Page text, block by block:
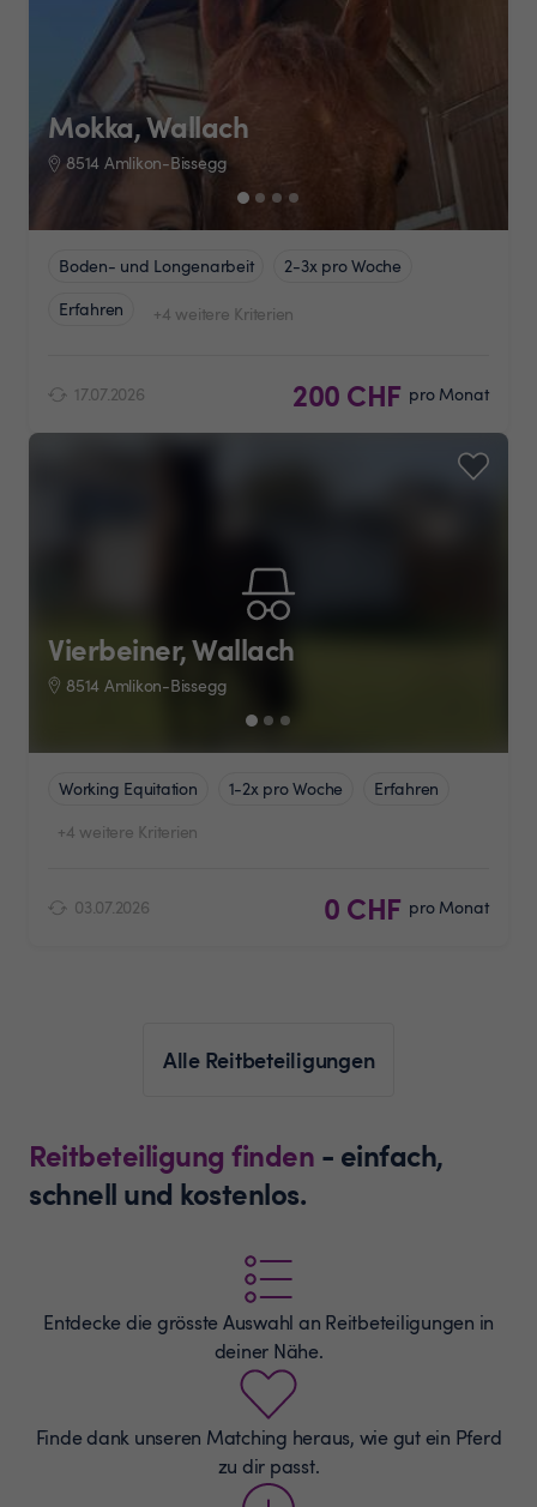
Mokka, Wallach
8514 Amlikon-Bissegg
Boden- und Longenarbeit
2-3x pro Woche
Erfahren
+4 weitere Kriterien
17.07.2026 200 CHF pro Monat
Vierbeiner, Wallach
8514 Amlikon-Bissegg
Working Equitation 1-2x pro Woche
Erfahren
+4 weitere Kriterien
03.07.2026 0 CHF pro Monat
Alle Reitbeteiligungen
Reitbeteiligung finden - einfach,
schnell und kostenlos.
Entdecke die grösste Auswahl an Reitbeteiligungen in
deiner Nähe.
Finde dank unseren Matching heraus, wie gut ein Pferd
zu dir passt.